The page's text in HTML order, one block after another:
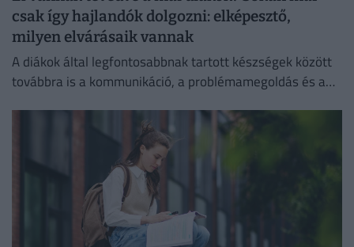
csak így hajlandók dolgozni: elképesztő,
milyen elvárásaik vannak
A diákok által legfontosabbnak tartott készségek között
továbbra is a kommunikáció, a problémamegoldás és a